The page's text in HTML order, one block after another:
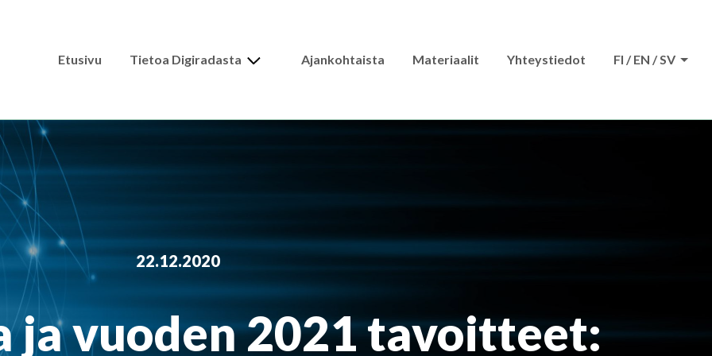
Etusivu Tietoa Digiradasta Expand
menu
Ajankohtaista Materiaalit Yhteystiedot FI / EN / SV
22.12.2020
ja vuoden 2021 tavoitteet: